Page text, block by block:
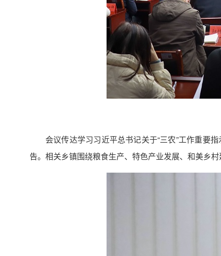
会议传达学习习近平总书记关于“三农”工作重要
告。相关乡镇围绕粮食生产、特色产业发展、和美乡